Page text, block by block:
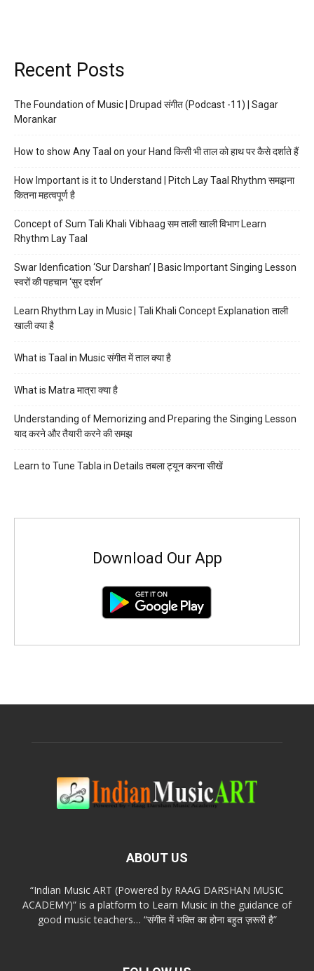
Recent Posts
The Foundation of Music | Drupad संगीत (Podcast -11) | Sagar
Morankar
How to show Any Taal on your Hand किसी भी ताल को हाथ पर कैसे दर्शाते हैं
How Important is it to Understand | Pitch Lay Taal Rhythm समझना
कितना महत्वपूर्ण है
Concept of Sum Tali Khali Vibhaag सम ताली खाली विभाग Learn
Rhythm Lay Taal
Swar Idenfication ‘Sur Darshan’ | Basic Important Singing Lesson
स्वरों की पहचान ‘सुर दर्शन’
Learn Rhythm Lay in Music | Tali Khali Concept Explanation ताली
खाली क्या है
What is Taal in Music संगीत में ताल क्या है
What is Matra मात्रा क्या है
Understanding of Memorizing and Preparing the Singing Lesson
याद करने और तैयारी करने की समझ
Learn to Tune Tabla in Details तबला ट्यून करना सीखें
Download Our App
ABOUT US
“Indian Music ART (Powered by RAAG DARSHAN MUSIC
ACADEMY)” is a platform to Learn Music in the guidance of
good music teachers… “संगीत में भक्ति का होना बहुत ज़रूरी है”